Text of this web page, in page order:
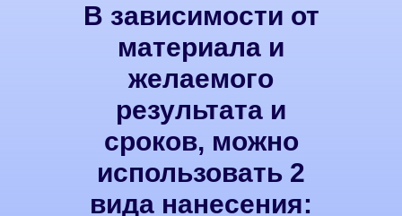
В зависимости от
материала и
желаемого
результата и
сроков, можно
использовать 2
вида нанесения: